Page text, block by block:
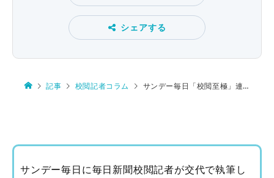
シェアする
記事 校閲記者コラム サンデー毎日「校閲至極」連載５周年！その“前章”コラムとは
サンデー毎日に毎日新聞校閲記者が交代で執筆し